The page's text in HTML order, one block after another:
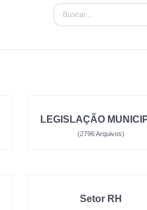
LEGISLAÇÃO
(2796 Arquivos)
Setor RH